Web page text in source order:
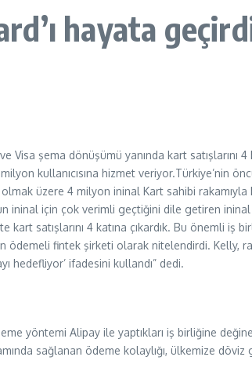
hayata
Visa şema dönüşümü yanında kart satışlarını
kullanıcısına hizmet veriyor.Türkiye’nin
üzere 4 milyon ininal Kart sahibi rakamıyla
ininal için çok verimli geçtiğini dile getiren ininal
satışlarını 4 katına çıkardık. Bu önemli iş
ödemeli fintek şirketi olarak nitelendirdi. Kelly,
hedefliyor’ ifadesini kullandı” dedi.
yöntemi Alipay ile yaptıkları iş birliğine
sağlanan ödeme kolaylığı, ülkemize döviz